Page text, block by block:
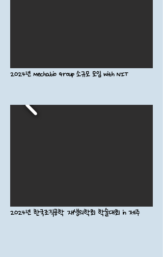
2024년 Mechabio Group 소규모 모임 with NIT
2024년 한국조직공학 재생의학회 학술대회 in 제주